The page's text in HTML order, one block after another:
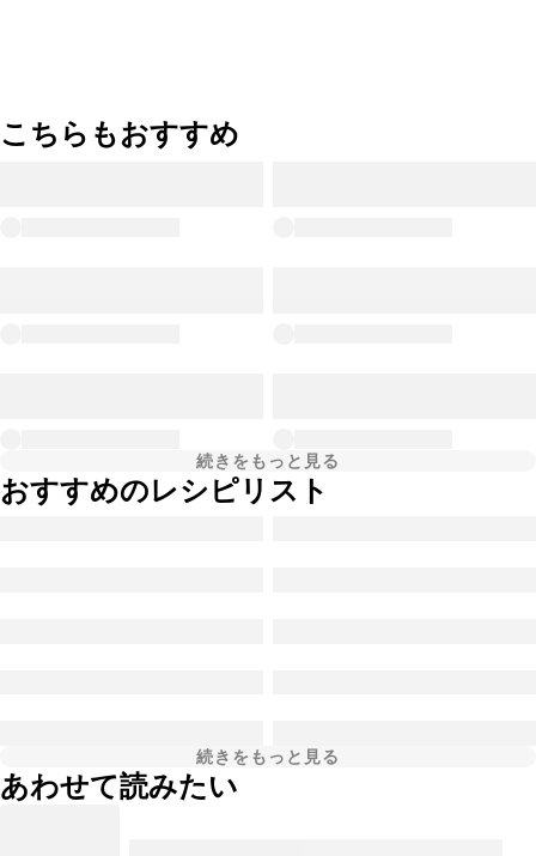
こちらもおすすめ
続きをもっと見る
おすすめのレシピリスト
続きをもっと見る
あわせて読みたい